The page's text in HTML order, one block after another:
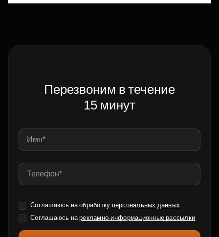
Перезвоним в течение
15 минут
Соглашаюсь на обработку персональных данных
Соглашаюсь нарекламно-информационные рассылки